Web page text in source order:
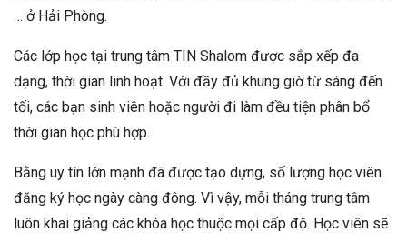
… ở Hải Phòng.
Các lớp học tại trung tâm TIN Shalom được sắp xếp đa
dạng, thời gian linh hoạt. Với đầy đủ khung giờ từ sáng đến
tối, các bạn sinh viên hoặc người đi làm đều tiện phân bổ
thời gian học phù hợp.
Bằng uy tín lớn mạnh đã được tạo dựng, số lượng học viên
đăng ký học ngày càng đông. Vì vậy, mỗi tháng trung tâm
luôn khai giảng các khóa học thuộc mọi cấp độ. Học viên sẽ